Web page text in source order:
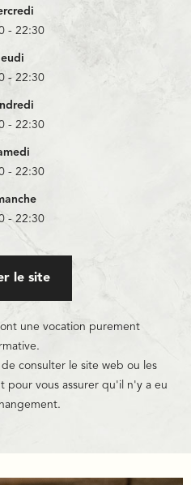
- 22:30
- 22:30
- 22:30
- 22:30
- 22:30
le site
une vocation purement
consulter le site web ou les
pour vous assurer qu'il n'y a eu